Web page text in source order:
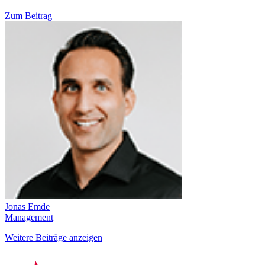
Zum Beitrag
Jonas Emde
Management
Weitere Beiträge anzeigen